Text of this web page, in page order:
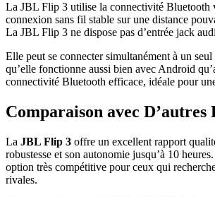
La JBL Flip 3 utilise la connectivité Bluetooth
connexion sans fil stable sur une distance
La JBL Flip 3 ne dispose pas d’entrée jack
Elle peut se connecter simultanément à un
qu’elle fonctionne aussi bien avec Android
connectivité Bluetooth efficace, idéale pour
Comparaison avec
La JBL Flip 3 offre un excellent rapport
robustesse et son autonomie jusqu’à 10
option très compétitive pour ceux qui
rivales.